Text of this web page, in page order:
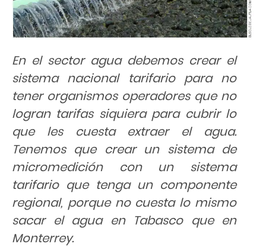
En el sector agua debemos crear el
sistema nacional tarifario para no
tener organismos operadores que no
logran tarifas siquiera para cubrir lo
que les cuesta extraer el agua.
Tenemos que crear un sistema de
micromedición con un sistema
tarifario que tenga un componente
regional, porque no cuesta lo mismo
sacar el agua en Tabasco que en
Monterrey.